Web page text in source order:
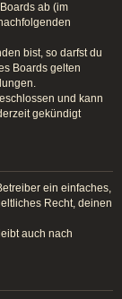
ab (im
bist, so darfst du
Boards gelten
und kann
gekündigt
ein einfaches,
Recht, deinen
auch nach